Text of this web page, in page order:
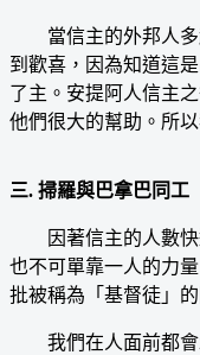
當信主的外邦人多
到歡喜，因為知道這
了主。安提阿人信主
他們很大的幫助。所
三. 掃羅與巴拿巴同工
因著信主的人數快
也不可單靠一人的力
批被稱為「基督徒」
我們在人面前都會承